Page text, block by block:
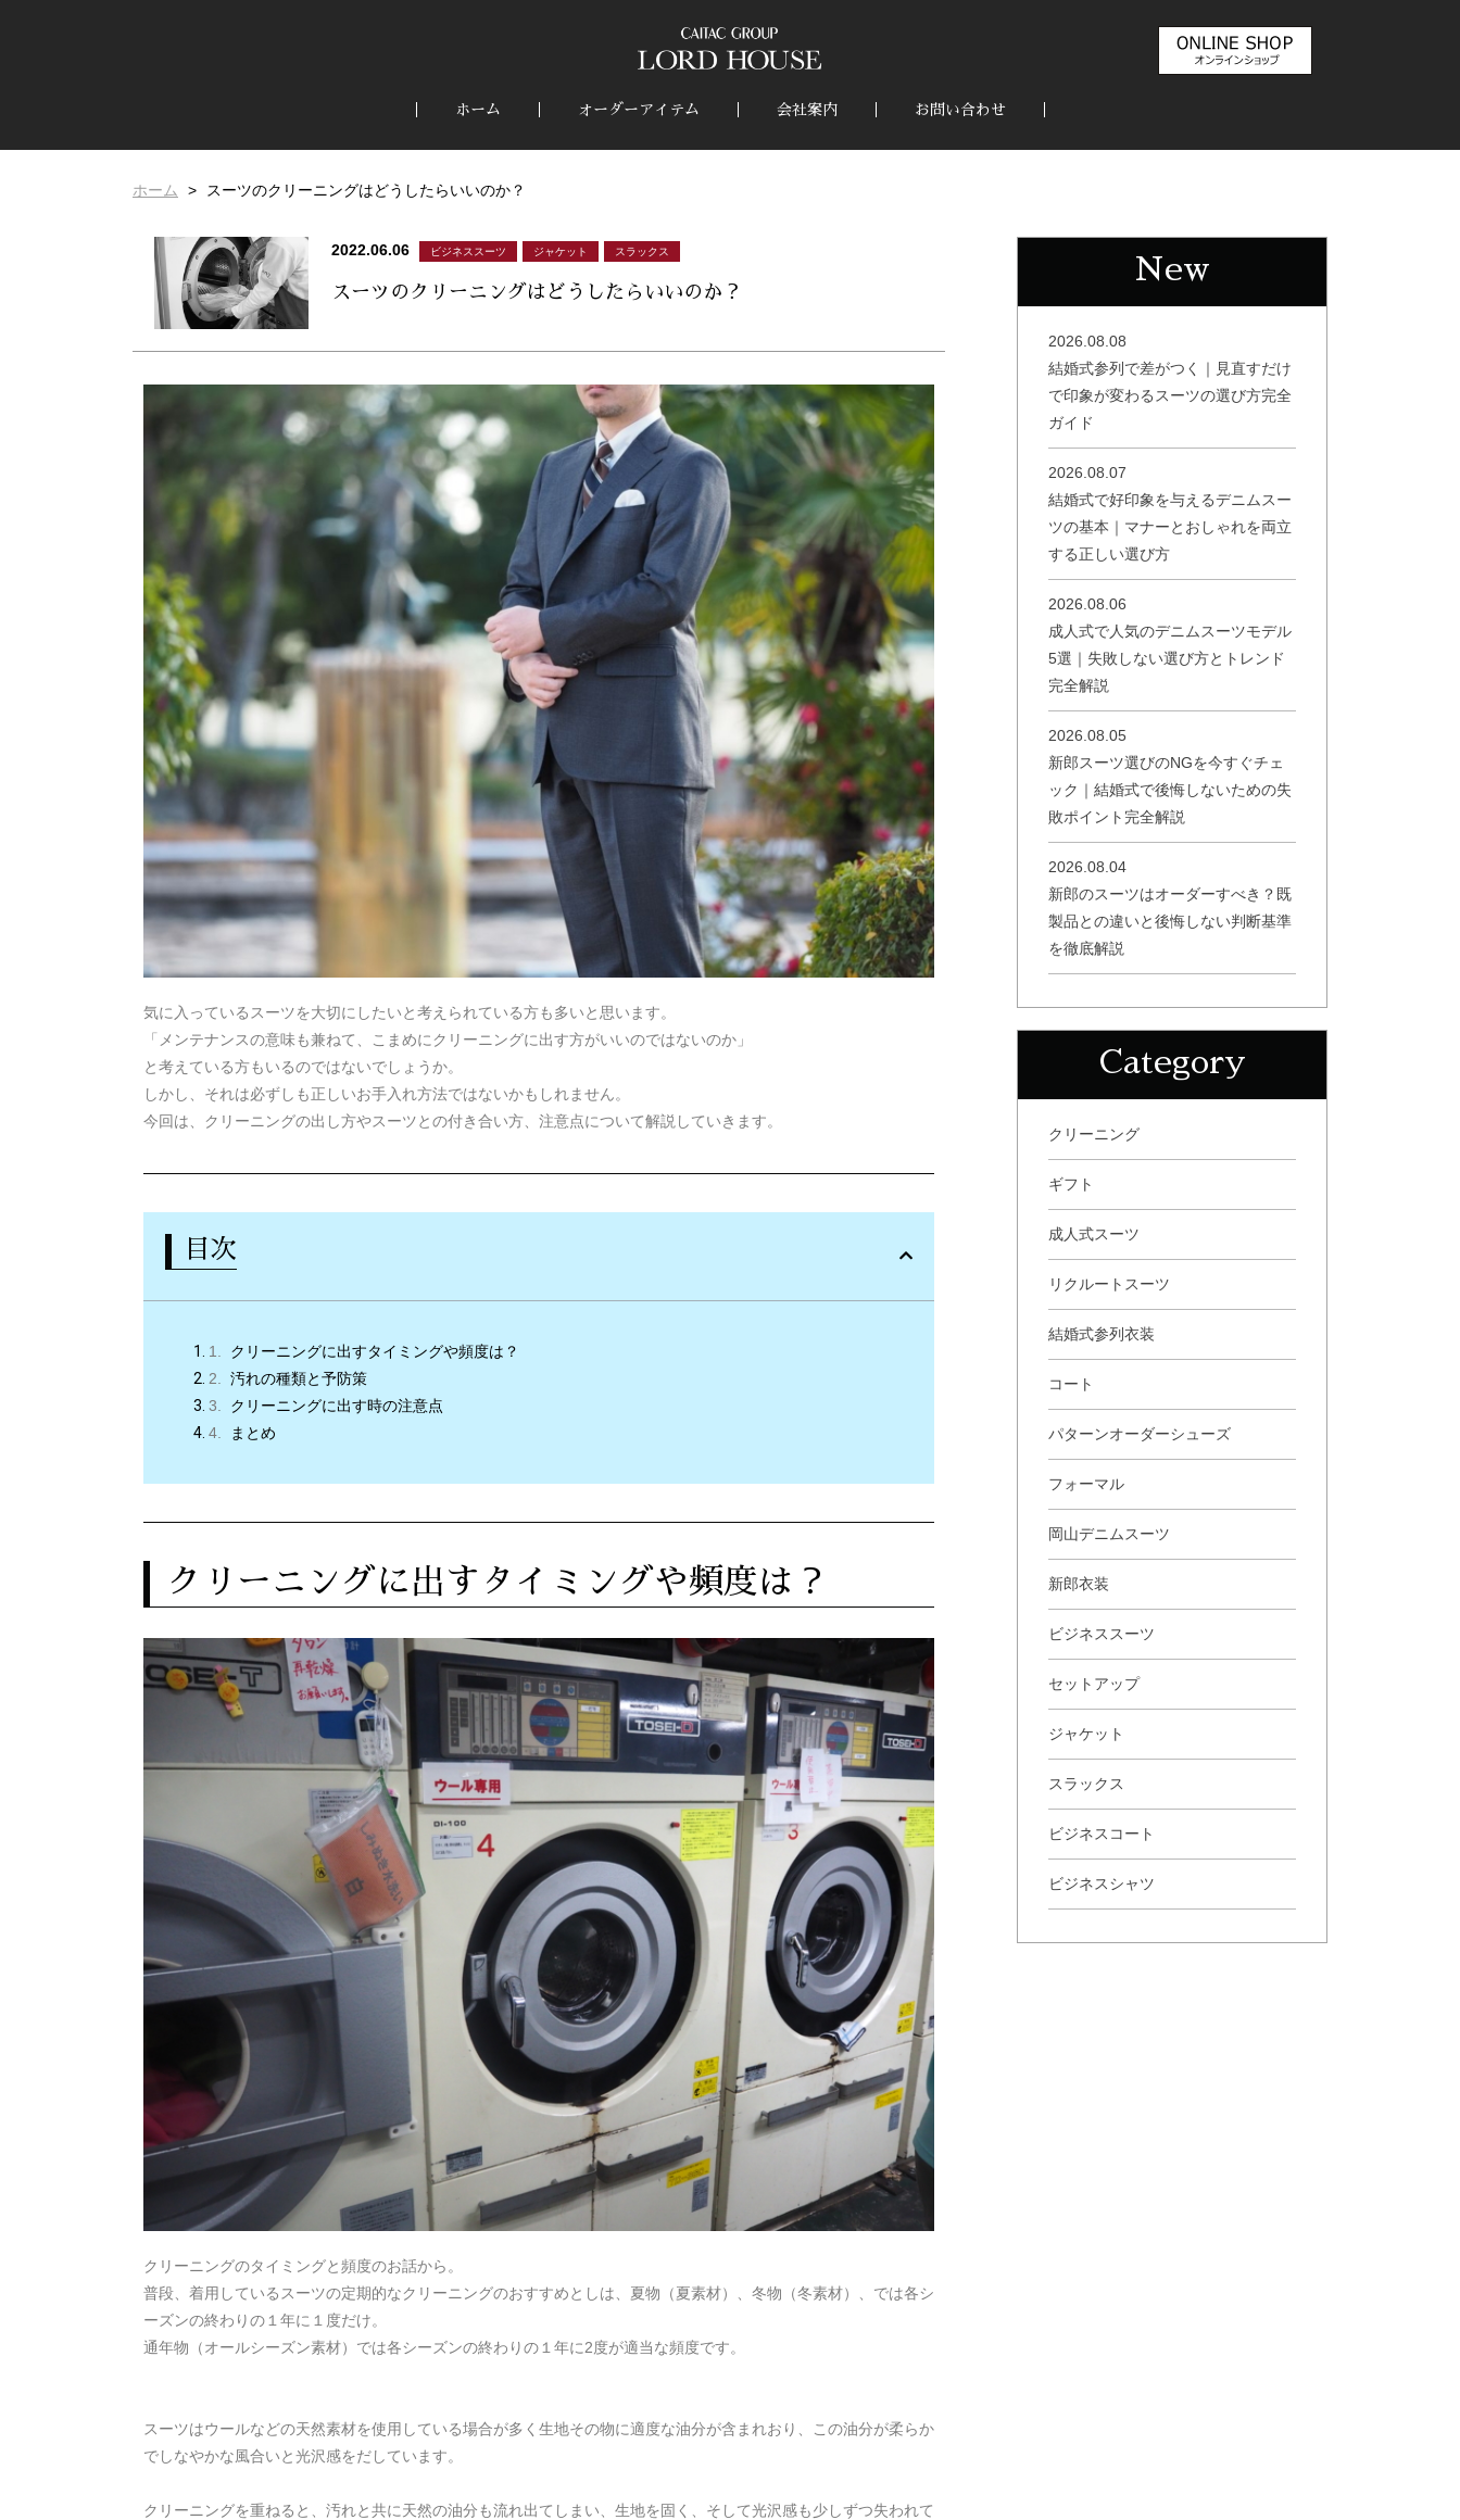
ホーム オーダーアイテム 会社案内 お問い合わせ
ホーム スーツのクリーニングはどうしたらいいのか？
2022.06.06 ビジネススーツ ジャケット スラックス
スーツのクリーニングはどうしたらいいのか？
気に入っているスーツを大切にしたいと考えられている方も多いと思います。
「メンテナンスの意味も兼ねて、こまめにクリーニングに出す方がいいのではないのか」
と考えている方もいるのではないでしょうか。
しかし、それは必ずしも正しいお手入れ方法ではないかもしれません。
今回は、クリーニングの出し方やスーツとの付き合い方、注意点について解説していきます。
目次
クリーニングに出すタイミングや頻度は？
汚れの種類と予防策
クリーニングに出す時の注意点
まとめ
クリーニングに出すタイミングや頻度は？
クリーニングのタイミングと頻度のお話から。
普段、着用しているスーツの定期的なクリーニングのおすすめとしは、夏物（夏素材）、冬物（冬素材）、では各シ
ーズンの終わりの１年に１度だけ。
通年物（オールシーズン素材）では各シーズンの終わりの１年に2度が適当な頻度です。
スーツはウールなどの天然素材を使用している場合が多く生地その物に適度な油分が含まれおり、この油分が柔らか
でしなやかな風合いと光沢感をだしています。
クリーニングを重ねると、汚れと共に天然の油分も流れ出てしまい、生地を固く、そして光沢感も少しずつ失われて
New
2026.08.08
結婚式参列で差がつく｜見直すだけ
で印象が変わるスーツの選び方完全
ガイド
2026.08.07
結婚式で好印象を与えるデニムスー
ツの基本｜マナーとおしゃれを両立
する正しい選び方
2026.08.06
成人式で人気のデニムスーツモデル
5選｜失敗しない選び方とトレンド
完全解説
2026.08.05
新郎スーツ選びのNGを今すぐチェ
ック｜結婚式で後悔しないための失
敗ポイント完全解説
2026.08.04
新郎のスーツはオーダーすべき？既
製品との違いと後悔しない判断基準
を徹底解説
Category
クリーニング
ギフト
成人式スーツ
リクルートスーツ
結婚式参列衣装
コート
パターンオーダーシューズ
フォーマル
岡山デニムスーツ
新郎衣装
ビジネススーツ
セットアップ
ジャケット
スラックス
ビジネスコート
ビジネスシャツ